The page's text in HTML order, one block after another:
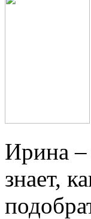
Ирина –
знает,